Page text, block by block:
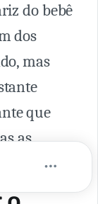
do bebê
dos
mas
que
as